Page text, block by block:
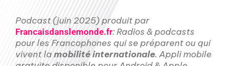
Podcast(juin 2025) produit par
Francaisdanslemonde.fr: Radios & podcasts
pour les Francophones qui se préparent ou qui
vivent lamobilité internationale. Appli mobile